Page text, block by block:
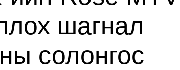
шагнал
солонгос